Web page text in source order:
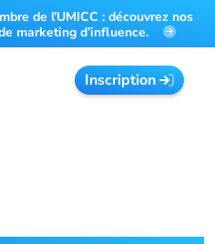
de l’UMICC : découvrez nos
marketing d’influence.
Inscription